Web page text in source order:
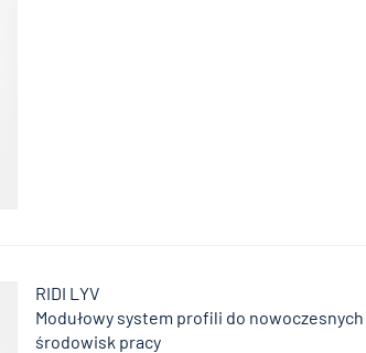
RIDI LYV
Modułowy system profili do nowoczesnych
środowisk pracy